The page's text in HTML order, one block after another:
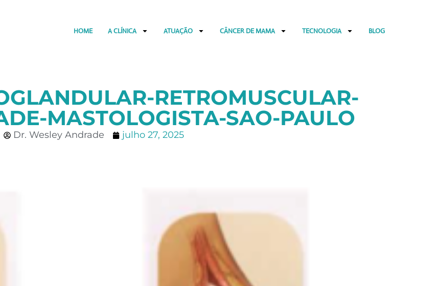
HOME A CLÍNICA ATUAÇÃO CÂNCER DE MAMA TECNOLOGIA BLOG
RETROMUSCULAR-
MASTOLOGISTA-SAO-PAULO
Dr. Wesley Andrade julho 27, 2025